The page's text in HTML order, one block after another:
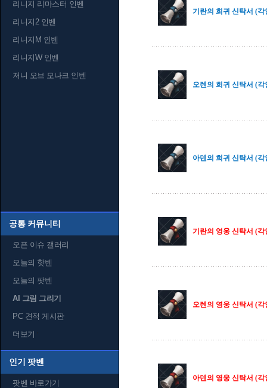
리니지 리마스터 인벤
리니지2 인벤
리니지M 인벤
리니지W 인벤
저니 오브 모나크 인벤
공통 커뮤니티
오픈 이슈 갤러리
오늘의 핫벤
오늘의 팟벤
AI 그림 그리기
PC 견적 게시판
더보기
인기 팟벤
팟벤 바로가기
기란의 희귀 신탁서 (각
오렌의 희귀 신탁서 (각
아덴의 희귀 신탁서 (각
기란의 영웅 신탁서 (각
오렌의 영웅 신탁서 (각
아덴의 영웅 신탁서 (각